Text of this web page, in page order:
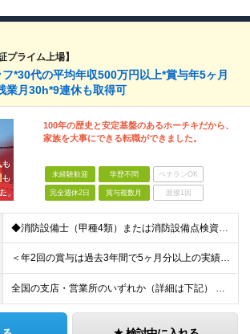
プライム上場】
*30代の平均年収500万円以上*賞与年5ヶ月
業月30h*9連休も取得可
100年の歴史と安定基盤のあるホーチキだから、
家族を大事にできる転職ができました。
未経験歓迎 学歴不問 ベテランOK
完全週休2日 賞与複数月 面接1回
◆消防設備士（甲種4類）または消防設備点検資格者の資格を保有している方 ◆学歴不問
＜年2回の賞与は過去3年間で5ヶ月分以上の実績あり！＞ 月給21万1000円以上＋賞与年2回 ※上記は基本給です。別途、各種手当を支給いたします ※経験・能力を考慮の上、当社規程により優遇いたしま
全国の支店・営業所のいずれか（詳細は下記） ※入社直後はお住まいから通える範囲の支店・営業所に配属 （入社直後の転勤はありません） ※U・Iターン歓迎（社宅・独身寮完備） ＜北海道・東北エリア＞